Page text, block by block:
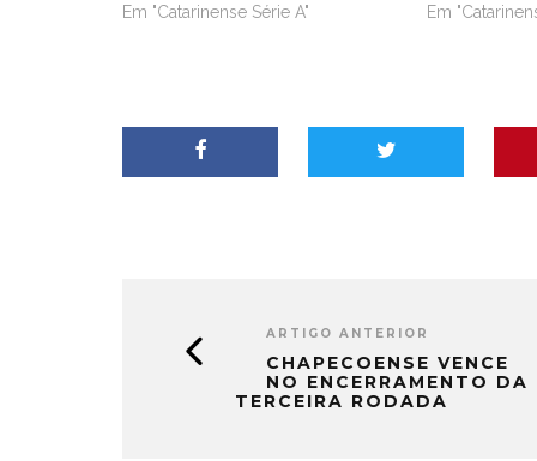
Em "Catarinense Série A"
Em
ARTIGO ANTERIOR
CHAPECOENSE VENCE
NO ENCERRAMENTO DA
TERCEIRA RODADA